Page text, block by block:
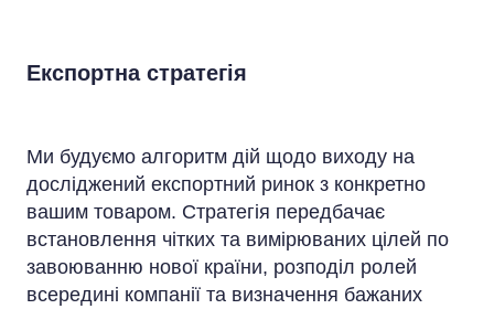
Експортна стратегія
Ми будуємо алгоритм дій щодо виходу на
досліджений експортний ринок з конкретно
вашим товаром. Стратегія передбачає
встановлення чітких та вимірюваних цілей по
завоюванню нової країни, розподіл ролей
всередині компанії та визначення бажаних